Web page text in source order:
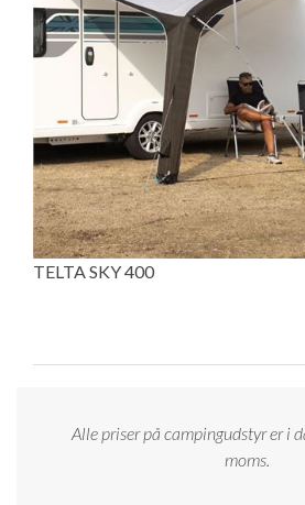
TELTA SKY 400
Alle priser på campingudstyr er i
moms.